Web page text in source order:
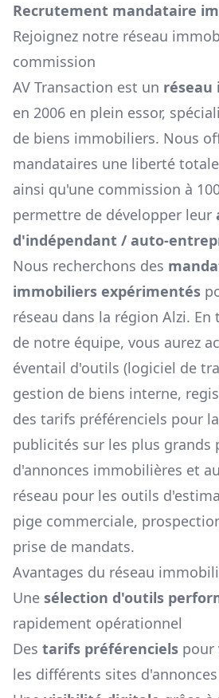
Recrutement mandataire
Rejoignez notre réseau
commission
AV Transaction est un réseau
en 2006 en plein essor,
de biens immobiliers. Nous
mandataires une liberté
ainsi qu'une commission à
permettre de développer leur
d'indépendant / auto-
Nous recherchons des
immobiliers expérimentés
réseau dans la région Alzi. En
de notre équipe, vous aurez
éventail d'outils (logiciel de
gestion de biens interne,
des tarifs préférenciels pour
publicités sur les plus grands
d'annonces immobilières et
réseau pour les outils
pige commerciale,
prise de mandats.
Avantages du réseau
Une sélection d'outils
rapidement opérationnel
Des tarifs préférenciels pour
les différents sites